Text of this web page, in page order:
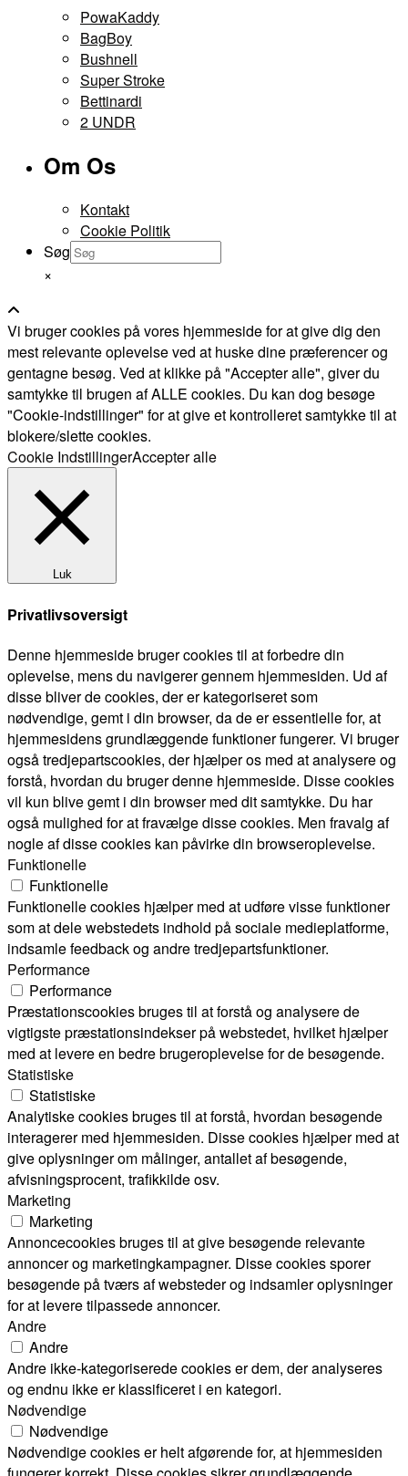
PowaKaddy
BagBoy
Bushnell
Super Stroke
Bettinardi
2 UNDR
Om Os
Kontakt
Cookie Politik
Søg
×
Vi bruger cookies på vores hjemmeside for at give dig den
mest relevante oplevelse ved at huske dine præferencer og
gentagne besøg. Ved at klikke på "Accepter alle", giver du
samtykke til brugen af ALLE cookies. Du kan dog besøge
"Cookie-indstillinger" for at give et kontrolleret samtykke til at
blokere/slette cookies.
Cookie IndstillingerAccepter alle
Luk
Privatlivsoversigt
Denne hjemmeside bruger cookies til at forbedre din
oplevelse, mens du navigerer gennem hjemmesiden. Ud af
disse bliver de cookies, der er kategoriseret som
nødvendige, gemt i din browser, da de er essentielle for, at
hjemmesidens grundlæggende funktioner fungerer. Vi bruger
også tredjepartscookies, der hjælper os med at analysere og
forstå, hvordan du bruger denne hjemmeside. Disse cookies
vil kun blive gemt i din browser med dit samtykke. Du har
også mulighed for at fravælge disse cookies. Men fravalg af
nogle af disse cookies kan påvirke din browseroplevelse.
Funktionelle
Funktionelle
Funktionelle cookies hjælper med at udføre visse funktioner
som at dele webstedets indhold på sociale medieplatforme,
indsamle feedback og andre tredjepartsfunktioner.
Performance
Performance
Præstationscookies bruges til at forstå og analysere de
vigtigste præstationsindekser på webstedet, hvilket hjælper
med at levere en bedre brugeroplevelse for de besøgende.
Statistiske
Statistiske
Analytiske cookies bruges til at forstå, hvordan besøgende
interagerer med hjemmesiden. Disse cookies hjælper med at
give oplysninger om målinger, antallet af besøgende,
afvisningsprocent, trafikkilde osv.
Marketing
Marketing
Annoncecookies bruges til at give besøgende relevante
annoncer og marketingkampagner. Disse cookies sporer
besøgende på tværs af websteder og indsamler oplysninger
for at levere tilpassede annoncer.
Andre
Andre
Andre ikke-kategoriserede cookies er dem, der analyseres
og endnu ikke er klassificeret i en kategori.
Nødvendige
Nødvendige
Nødvendige cookies er helt afgørende for, at hjemmesiden